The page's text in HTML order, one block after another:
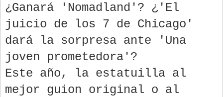
¿Ganará 'Nomadland'? ¿'El
juicio de los 7 de Chicago'
dará la sorpresa ante 'Una
joven prometedora'?
Este año, la estatuilla al
mejor guion original o al